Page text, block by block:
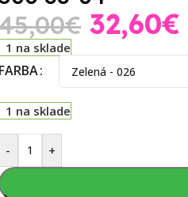
€ 32,60€
1 na sklade
FARBA
1 na sklade
- +